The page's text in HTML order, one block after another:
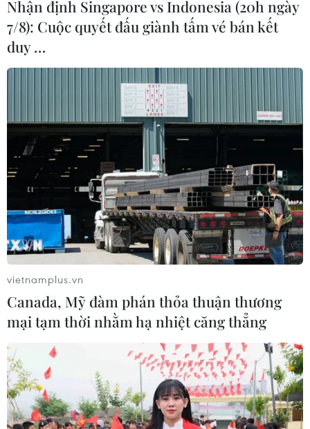
Australia: Ô nhiễm không khí tại Sydney
vẫn ở mức "nguy hiểm"
Với chất lượng không khí ở mức "nguy hiểm" theo thang
đánh giá của Sở Môi trường bang New South Wales,
giới chức y tế địa phương đã hối thúc các trường học
không để học sinh hoạt động ngoài trời.
Nhận định Singapore vs Indonesia (20h ngày
7/8): Cuộc quyết đấu giành tấm vé bán kết
duy …
vietnamplus.vn
Canada, Mỹ đàm phán thỏa thuận thương
mại tạm thời nhằm hạ nhiệt căng thẳng